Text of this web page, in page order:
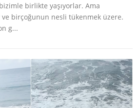
birlikte yaşıyorlar. Ama
birçoğunun nesli tükenmek üzere.
g...